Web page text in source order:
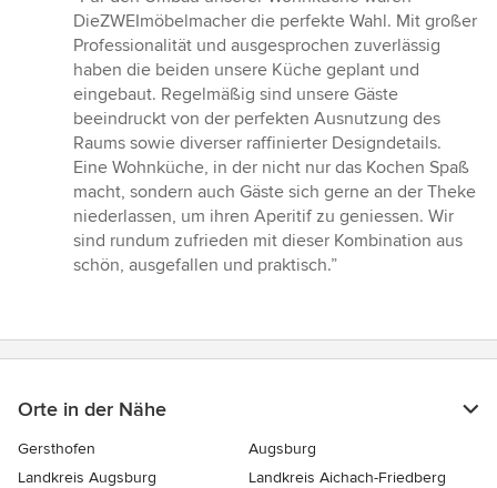
5
von
5
Sternen
DieZWEImöbelmacher die perfekte Wahl. Mit großer
Professionalität und ausgesprochen zuverlässig
haben die beiden unsere Küche geplant und
eingebaut. Regelmäßig sind unsere Gäste
beeindruckt von der perfekten Ausnutzung des
Raums sowie diverser raffinierter Designdetails.
Eine Wohnküche, in der nicht nur das Kochen Spaß
macht, sondern auch Gäste sich gerne an der Theke
niederlassen, um ihren Aperitif zu geniessen. Wir
sind rundum zufrieden mit dieser Kombination aus
schön, ausgefallen und praktisch.”
Orte in der Nähe
Gersthofen
Augsburg
Landkreis Augsburg
Landkreis Aichach-Friedberg